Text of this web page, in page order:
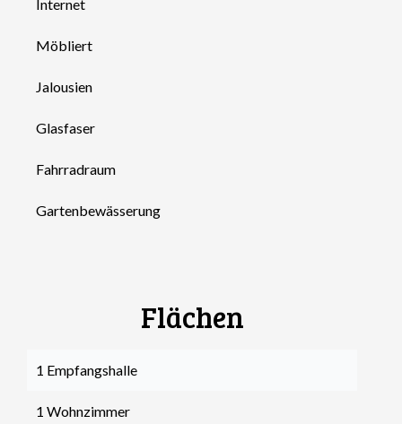
Internet
Möbliert
Jalousien
Glasfaser
Fahrradraum
Gartenbewässerung
Flächen
1 Empfangshalle
1 Wohnzimmer